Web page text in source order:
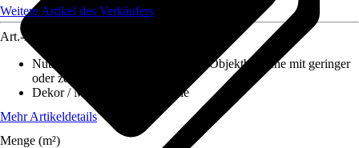
Weitere Artikel des Verkäufers
Art.-Nr.
Nutzungsklasse
31 - Gewerbliche/Objektbereiche mit geringer
oder zeitweiser Nutzung
Dekor / Muster
Landhausdiele
Mehr Artikeldetails
Menge (m²)